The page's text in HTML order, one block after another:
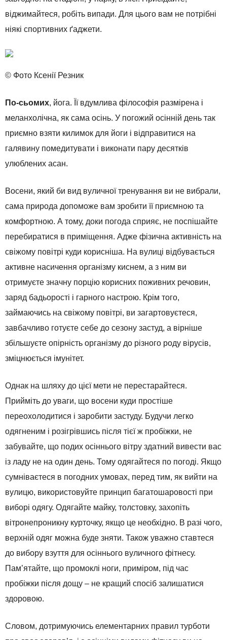
віджимайтеся, робіть випади. Для цього вам не потрібні
ніякі спортивних ґаджети.
© Фото Ксенії Резник
По-сьомих, йога. Її вдумлива філософія размірена і
меланхолічна, як сама осінь. У погожий осінній день так
приємно взяти килимок для йоги і відправитися на
галявину помедитувати і виконати пару десятків
улюблених асан.
Восени, який би вид вуличної тренування ви не вибрали,
сама природа допоможе вам зробити її приємною та
комфортною. А тому, доки погода сприяє, не поспішайте
перебиратися в приміщення. Адже фізична активність на
свіжому повітрі куди корисніша. На вулиці відбувається
активне насичення організму киснем, а з ним ви
отримуєте значну порцію корисних поживних речовин,
заряд бадьорості і гарного настрою. Крім того,
займаючись на свіжому повітрі, ви загартовуєтеся,
завбачливо готуєте себе до сезону застуд, а вірніше
збільшуєте опірність організму до різного роду вірусів,
зміцнюється імунітет.
Однак на шляху до цієї мети не перестарайтеся.
Прийміть до уваги, що восени куди простіше
переохолодитися і заробити застуду. Будучи легко
одягненим і розігрівшись після тієї ж пробіжки, не
забувайте, що подих осіннього вітру здатний вивести вас
із ладу не на один день. Тому одягайтеся по погоді. Якщо
сумніваєтеся в погодних умовах, перед тим, як вийти на
вулицю, використовуйте принцип багатошаровості при
виборі одягу. Одягайте майку, толстовку, захопіть
вітронепроникну курточку, якщо це необхідно. В разі чого,
верхній одяг можна буде зняти. Також уважно ставтеся
до вибору взуття для осіннього вуличного фітнесу.
Пам’ятайте, що промоклі ноги, приміром, під час
пробіжки після дощу – не кращий спосіб залишатися
здоровою.
Словом, дотримуючись елементарних правил турботи